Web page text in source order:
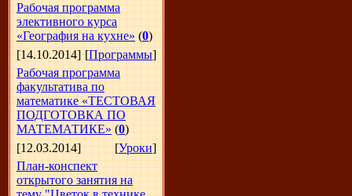
Рабочая программа
элективного курса
«География на кухне» (0)
[14.10.2014] [Программы]
Рабочая программа
факультатива по
математике «ТЕСТОВАЯ
ПОДГОТОВКА ПО
МАТЕМАТИКЕ» (0)
[12.03.2014]
[Уроки]
План-конспект
открытого занятия на